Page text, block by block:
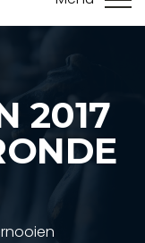
2017